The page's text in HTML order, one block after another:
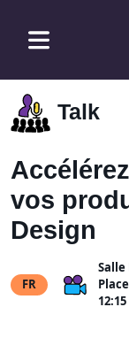
Talk
vos
Design
FR
Salle
12:15